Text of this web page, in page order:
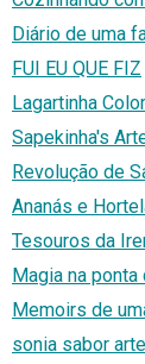
Diário de uma
FUI EU QUE FIZ
Lagartinha
Sapekinha's
Revolução de
Ananás e
Tesouros da
Magia na
Memoirs de
sonia sabor arte